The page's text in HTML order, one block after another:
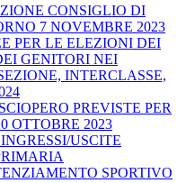
CONSIGLIO DI
7 NOVEMBRE 2023
PER LE ELEZIONI DEI
GENITORI NEI
INTERCLASSE,
PREVISTE PER
OTTOBRE 2023
USCITE
SPORTIVO